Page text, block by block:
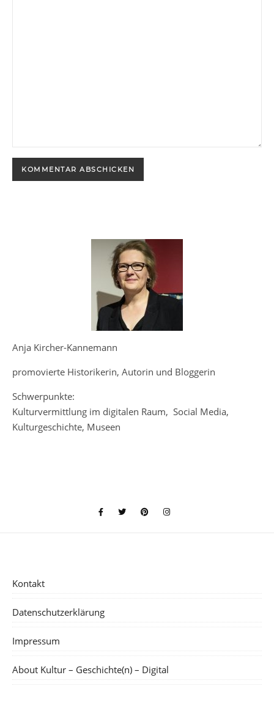
Anja Kircher-Kannemann
promovierte Historikerin, Autorin und Bloggerin
Schwerpunkte:
Kulturvermittlung im digitalen Raum, Social Media,
Kulturgeschichte, Museen
Kontakt
Datenschutzerklärung
Impressum
About Kultur – Geschichte(n) – Digital